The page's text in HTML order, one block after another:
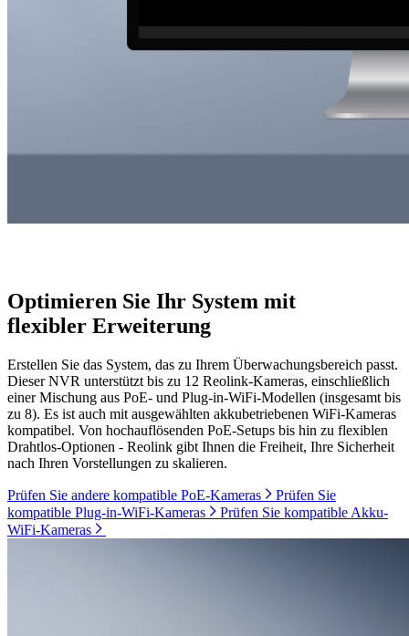
Optimieren Sie Ihr System mit
flexibler Erweiterung
Erstellen Sie das System, das zu Ihrem Überwachungsbereich passt.
Dieser NVR unterstützt bis zu 12 Reolink-Kameras, einschließlich
einer Mischung aus PoE- und Plug-in-WiFi-Modellen (insgesamt bis
zu 8). Es ist auch mit ausgewählten akkubetriebenen WiFi-Kameras
kompatibel. Von hochauflösenden PoE-Setups bis hin zu flexiblen
Drahtlos-Optionen - Reolink gibt Ihnen die Freiheit, Ihre Sicherheit
nach Ihren Vorstellungen zu skalieren.
Prüfen Sie andere kompatible PoE-Kameras
Prüfen Sie
kompatible Plug-in-WiFi-Kameras
Prüfen Sie kompatible Akku-
WiFi-Kameras